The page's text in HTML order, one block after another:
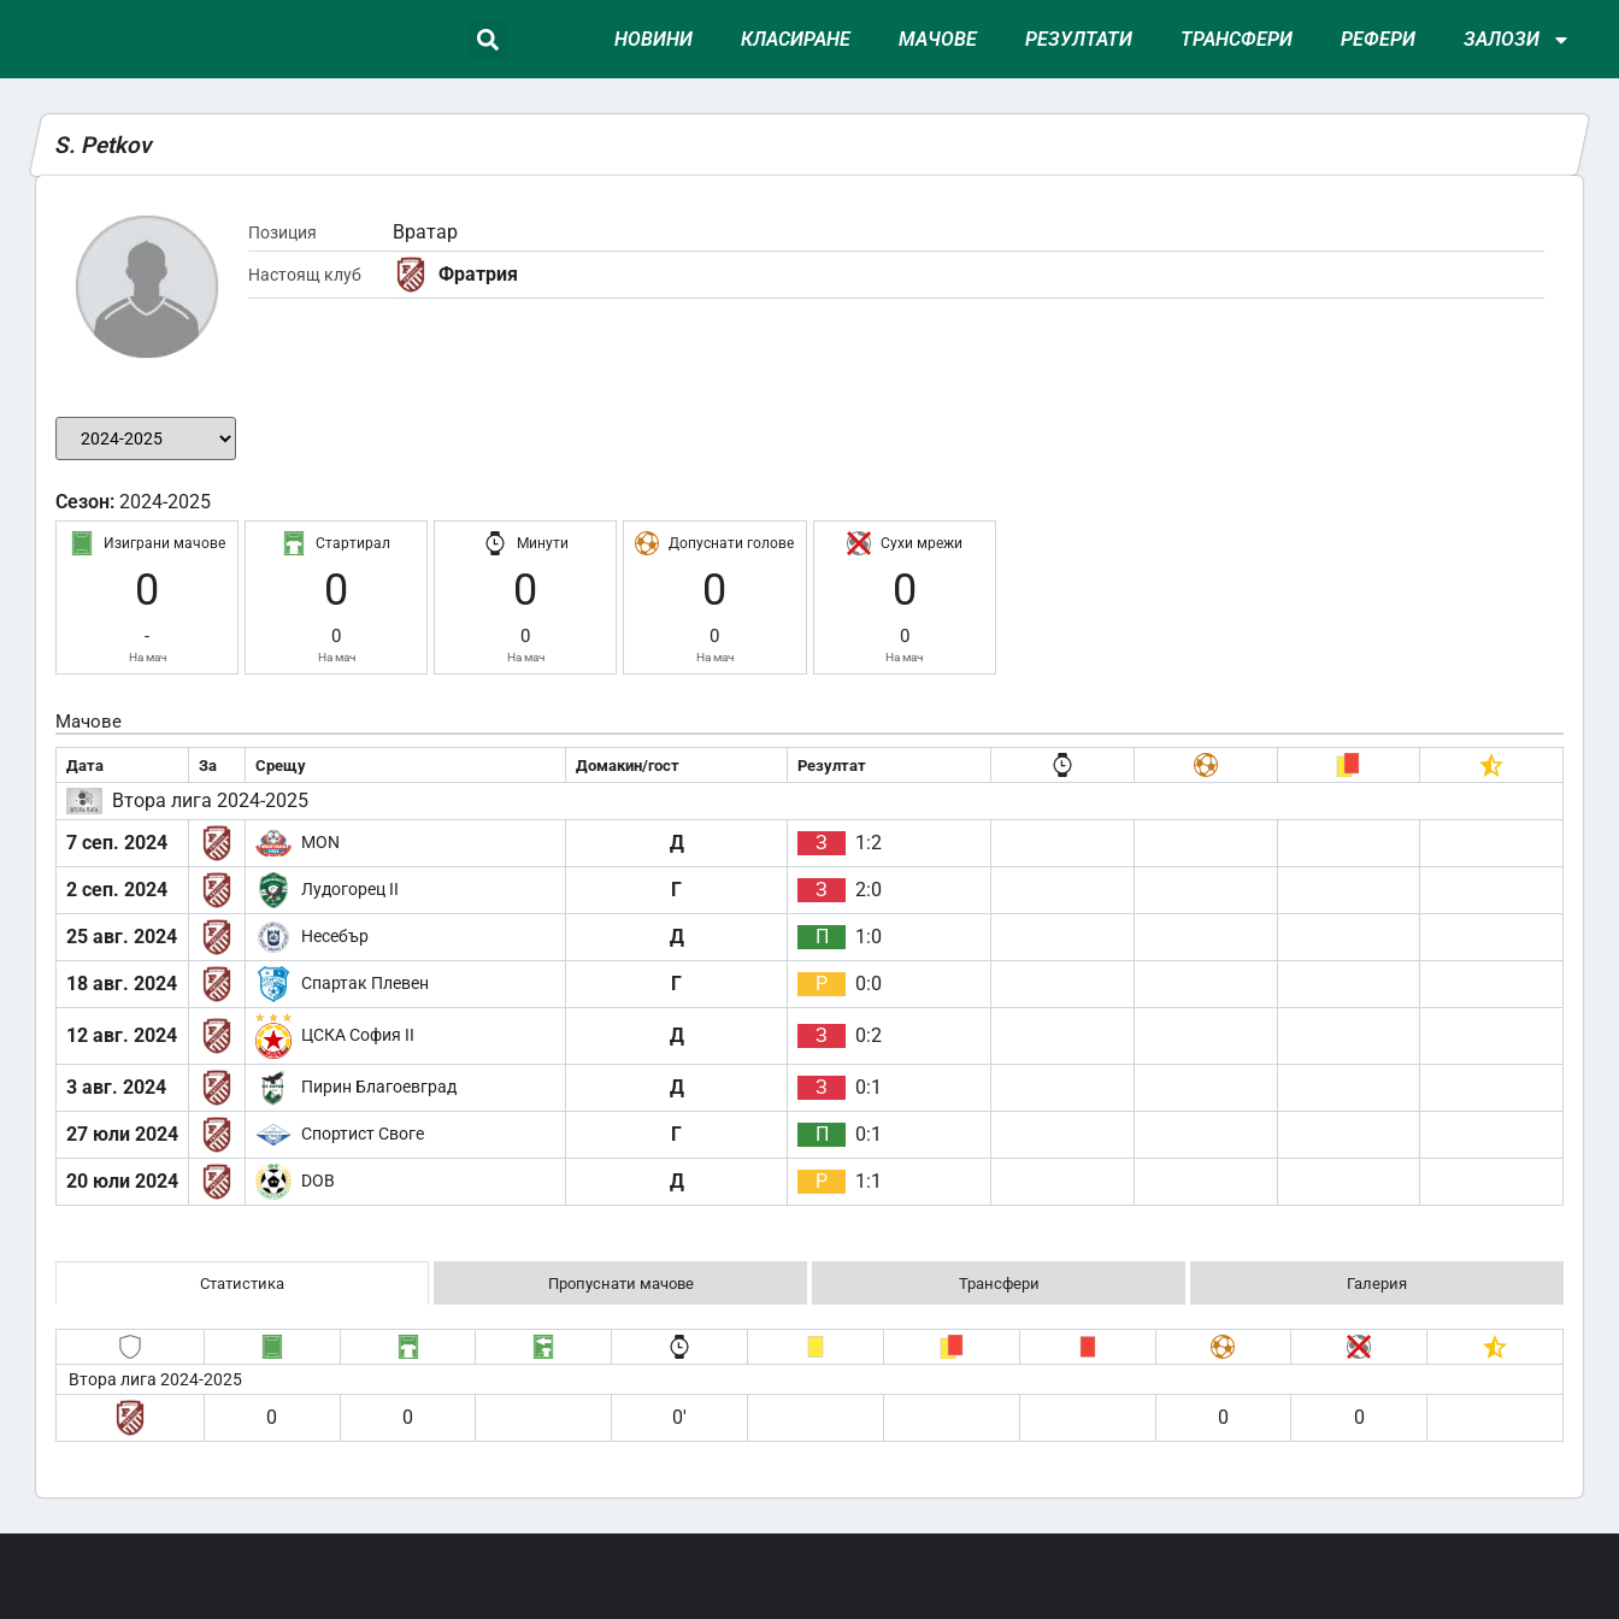
НОВИНИ КЛАСИРАНЕ МАЧОВЕ РЕЗУЛТАТИ ТРАНСФЕРИ РЕФЕРИ ЗАЛОЗИ
S. Petkov
Позиция Вратар
Настоящ клуб Фратрия
Сезон: 2024-2025
Изиграни мачове
0
-
На мач
Стартирал
0
0
На мач
Минути
0
0
На мач
Допуснати голове
0
0
На мач
Сухи мрежи
0
0
На мач
Мачове
Дата За Срещу Домакин/гост Резултат
Втора лига 2024-2025
7 сеп. 2024
MON Д З 1:2
2 сеп. 2024 Лудогорец II Г З 2:0
25 авг. 2024 Несебър Д П 1:0
18 авг. 2024 Спартак Плевен Г Р 0:0
12 авг. 2024 ЦСКА София II Д З 0:2
3 авг. 2024 Пирин Благоевград Д З 0:1
27 юли 2024 Спортист Своге Г П 0:1
20 юли 2024 DOB Д Р 1:1
Статистика Пропуснати мачове Трансфери Галерия
Втора лига 2024-2025
0 0 0′ 0 0